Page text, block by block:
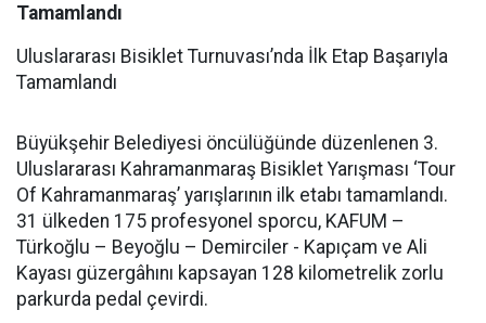
Tamamlandı
Uluslararası Bisiklet Turnuvası’nda İlk Etap Başarıyla
Tamamlandı
Büyükşehir Belediyesi öncülüğünde düzenlenen 3.
Uluslararası Kahramanmaraş Bisiklet Yarışması ‘Tour
Of Kahramanmaraş’ yarışlarının ilk etabı tamamlandı.
31 ülkeden 175 profesyonel sporcu, KAFUM –
Türkoğlu – Beyoğlu – Demirciler - Kapıçam ve Ali
Kayası güzergâhını kapsayan 128 kilometrelik zorlu
parkurda pedal çevirdi.